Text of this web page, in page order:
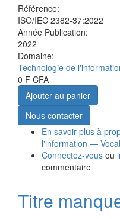
Référence:
ISO/IEC 2382-37:2022
Année Publication:
2022
Domaine:
Technologie de
0 F CFA
Ajouter au panier
Nous contacter
En savoir plus à
l'information —
Connectez-vous ou
commentaire
Titre